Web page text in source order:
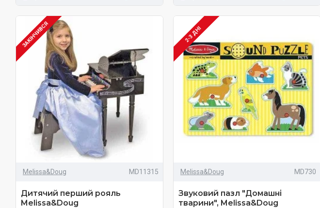
ЗАКІНЧИВСЯ
Melissa&Doug MD11315
Дитячий перший рояль
Melissa&Doug
2-3 ДНІ
Melissa&Doug MD730
Звуковий пазл "Домашні
тварини", Melissa&Doug